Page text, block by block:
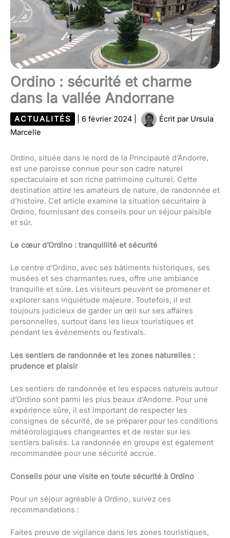
Ordino : sécurité et charme
dans la vallée Andorrane
ACTUALITÉS 6 février 2024 Écrit par Ursula
Marcelle
Ordino, située dans le nord de la Principauté d’Andorre,
est une paroisse connue pour son cadre naturel
spectaculaire et son riche patrimoine culturel. Cette
destination attire les amateurs de nature, de randonnée et
d’histoire. Cet article examine la situation sécuritaire à
Ordino, fournissant des conseils pour un séjour paisible
et sûr.
Le cœur d’Ordino : tranquillité et sécurité
Le centre d’Ordino, avec ses bâtiments historiques, ses
musées et ses charmantes rues, offre une ambiance
tranquille et sûre. Les visiteurs peuvent se promener et
explorer sans inquiétude majeure. Toutefois, il est
toujours judicieux de garder un œil sur ses affaires
personnelles, surtout dans les lieux touristiques et
pendant les événements ou festivals.
Les sentiers de randonnée et les zones naturelles :
prudence et plaisir
Les sentiers de randonnée et les espaces naturels autour
d’Ordino sont parmi les plus beaux d’Andorre. Pour une
expérience sûre, il est important de respecter les
consignes de sécurité, de se préparer pour les conditions
météorologiques changeantes et de rester sur les
sentiers balisés. La randonnée en groupe est également
recommandée pour une sécurité accrue.
Conseils pour une visite en toute sécurité à Ordino
Pour un séjour agréable à Ordino, suivez ces
recommandations :
Faites preuve de vigilance dans les zones touristiques,